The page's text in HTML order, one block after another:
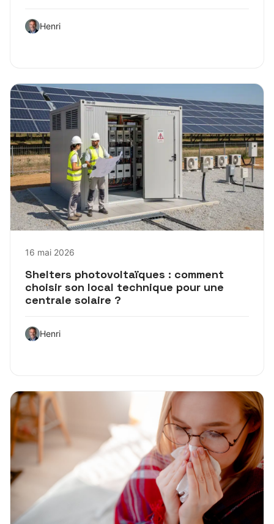
Henri
16 mai 2026
Shelters photovoltaïques : comment
choisir son local technique pour une
centrale solaire ?
Henri